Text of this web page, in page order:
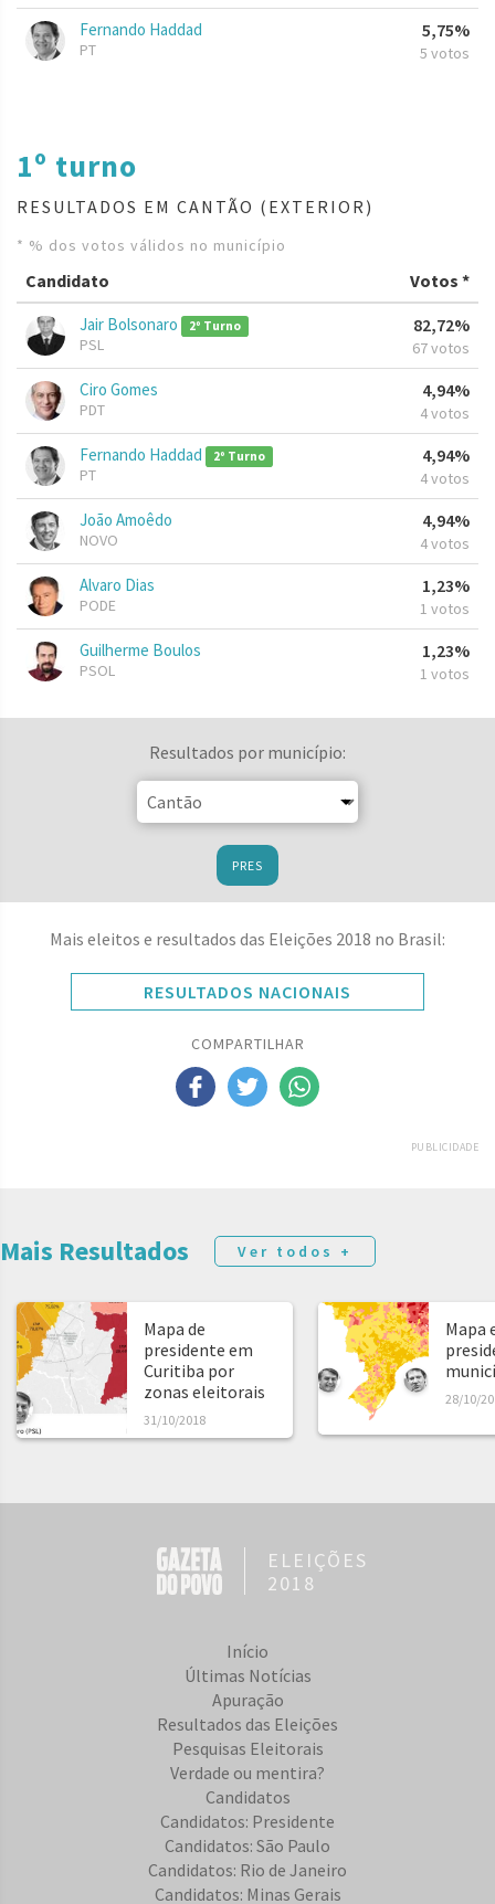
Fernando Haddad
PT
5,75%
5 votos
1º turno
RESULTADOS EM CANTÃO (EXTERIOR)
* % dos votos válidos no município
Candidato Votos *
Jair Bolsonaro 2º Turno
PSL
82,72%
67 votos
Ciro Gomes
PDT
4,94%
4 votos
Fernando Haddad 2º Turno
PT
4,94%
4 votos
João Amoêdo
NOVO
4,94%
4 votos
Alvaro Dias
PODE
1,23%
1 votos
Guilherme Boulos
PSOL
1,23%
1 votos
Resultados por município:
PRES
Mais eleitos e resultados das Eleições 2018 no Brasil:
RESULTADOS NACIONAIS
COMPARTILHAR
PUBLICIDADE
Mais Resultados Ver todos +
Mapa de
presidente em
Curitiba por
zonas eleitorais
31/10/2018
Mapa
28/10/
ELEIÇÕES
2018
Início
Últimas Notícias
Apuração
Resultados das Eleições
Pesquisas Eleitorais
Verdade ou mentira?
Candidatos
Candidatos: Presidente
Candidatos: São Paulo
Candidatos: Rio de Janeiro
Candidatos: Minas Gerais